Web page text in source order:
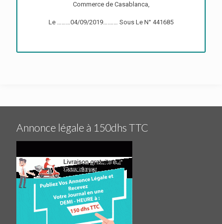
Commerce de Casablanca,
Le ………04/09/2019….…… Sous Le N° 441685
Annonce légale à 150dhs TTC